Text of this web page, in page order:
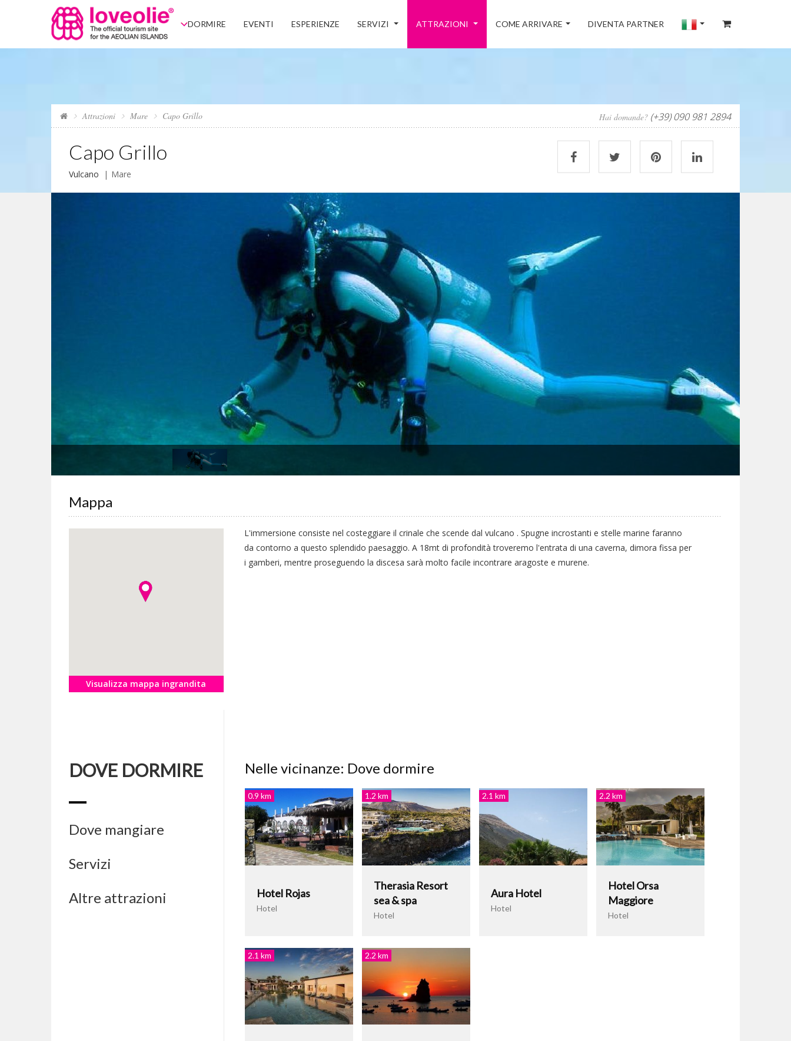
DORMIRE EVENTI ESPERIENZE SERVIZI ATTRAZIONI COME ARRIVARE DIVENTA PARTNER
Attrazioni Mare Capo Grillo Hai domande? (+39) 090 981 2894
Capo Grillo
Vulcano Mare
Mappa
Visualizza mappa ingrandita
L'immersione consiste nel costeggiare il crinale che scende dal vulcano . Spugne incrostanti e stelle marine faranno
da contorno a questo splendido paesaggio. A 18mt di profondità troveremo l'entrata di una caverna, dimora fissa per
i gamberi, mentre proseguendo la discesa sarà molto facile incontrare aragoste e murene.
DOVE DORMIRE
Dove mangiare
Servizi
Altre attrazioni
Nelle vicinanze: Dove dormire
0.9 km
Hotel Rojas
Hotel
1.2 km
Therasia Resort
sea & spa
Hotel
2.1 km
Aura Hotel
Hotel
2.2 km
Hotel Orsa
Maggiore
Hotel
2.1 km 2.2 km